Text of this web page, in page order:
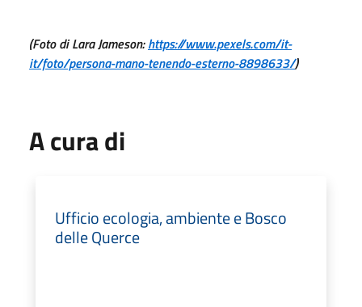
(Foto di Lara Jameson:https://www.pexels.com/it-
it/foto/persona-mano-tenendo-esterno-8898633/)
A cura di
Ufficio ecologia, ambiente e Bosco
delle Querce